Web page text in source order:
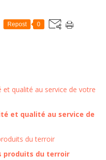
Repost 0
et qualité au service de
produits du terroir